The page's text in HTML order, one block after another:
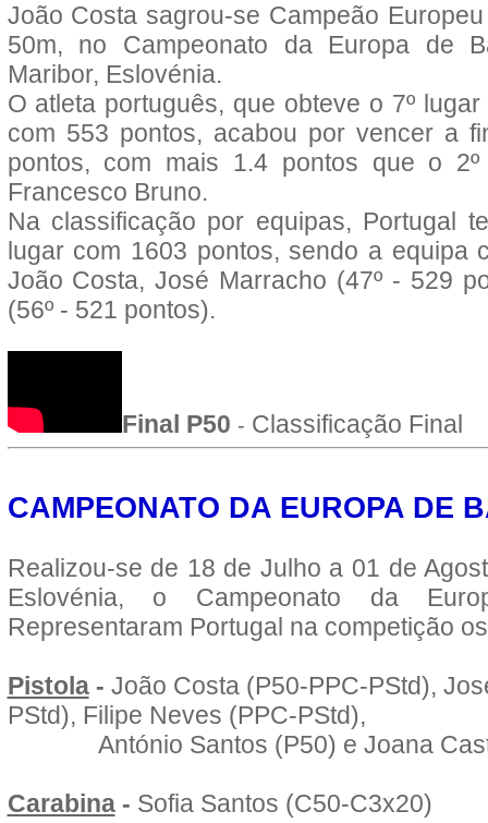
João Costa sagrou-se Campeão
50m, no Campeonato da Europa de
Maribor, Eslovénia.
O atleta português, que obteve o 7º
com 553 pontos, acabou por vencer a
pontos, com mais 1.4 pontos que o
Francesco Bruno.
Na classificação por equipas, Portugal
lugar com 1603 pontos, sendo a equipa
João Costa, José Marracho (47º - 529
(56º - 521 pontos).
Final P50 - Classificação Final
CAMPEONATO DA EUROPA DE
Realizou-se de 18 de Julho a 01 de
Eslovénia, o Campeonato da
Representaram Portugal na competição
Pistola- João Costa (P50-PPC-PStd),
PStd), Filipe Neves (PPC-PStd),
António Santos (P50) e Joana
Carabina- Sofia Santos (C50-C3x20)